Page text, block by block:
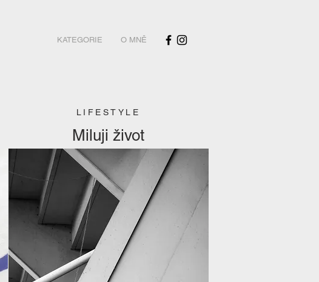
KATEGORIE O MNĚ
LIFESTYLE
Miluji život